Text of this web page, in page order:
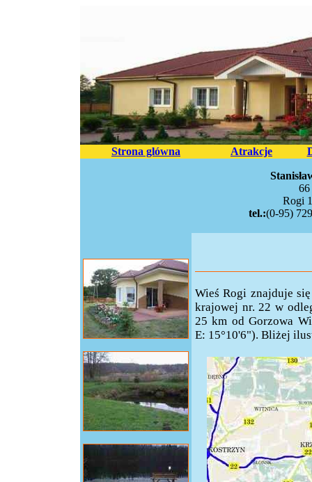
Strona glówna Atrakcje
66
Rogi
tel.:(0-95)
Wieś Rogi znajduje
krajowej nr. 22 w
25 km od Gorzowa
E: 15°10'6"). Bliżej